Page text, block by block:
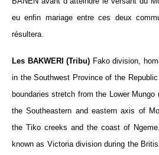
eu enfin mariage entre ces deux
résultera.
Les BAKWERI (Tribu) Fako division,
in the Southwest Province of the
boundaries stretch from the Lower
the Southeastern and eastern axis of
the Tiko creeks and the coast of
known as Victoria division during the